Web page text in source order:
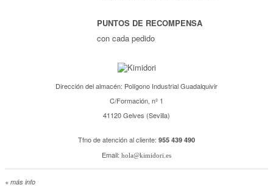
PUNTOS DE RECOMPENSA
con cada pedido
Dirección del almacén: Polígono Industrial Guadalquivir
C/Formación, nº 1
41120 Gelves (Sevilla)
Tfno de atención al cliente: 955 439 490
Email: hola@kimidori.es
+ más info